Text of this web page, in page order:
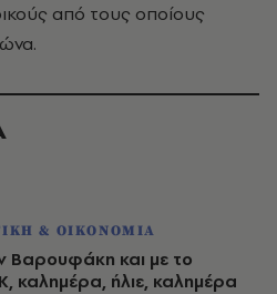
από τους οποίους
& ΟΙΚΟΝΟΜΙΑ
Βαρουφάκη και με το
καλημέρα, ήλιε, καλημέρα